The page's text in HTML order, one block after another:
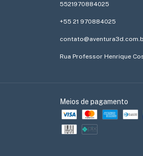
5521970884025
+55 21 970884025
Rua Professor Henrique
Meios de pagamento